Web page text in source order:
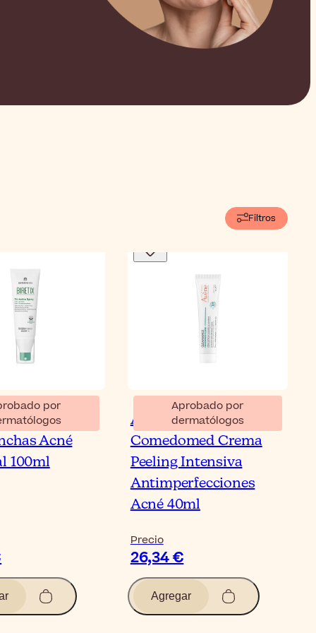
Filtros
por
Active Spray
Acné
100ml
Aprobado por
dermatólogos
Avène Cleanance
Comedomed Crema
Peeling Intensiva
Antimperfecciones
Acné 40ml
Precio
26,34 €
Agregar